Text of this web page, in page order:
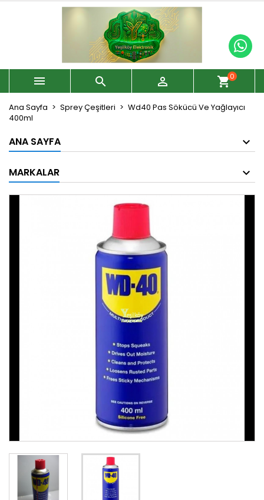
   shopping_cart0
Ana Sayfa Sprey Çeşitleri
Wd40 Pas Sökücü Ve Yağlayıcı
400ml
ANA SAYFA
MARKALAR